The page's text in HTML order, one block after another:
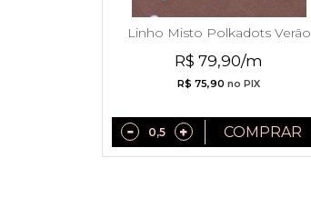
Linho Misto Polkadots Verão
R$ 79,90/m
R$ 75,90 no PIX
COMPRAR